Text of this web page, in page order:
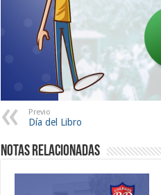
Previo
Día del Libro
Notas Relacionadas